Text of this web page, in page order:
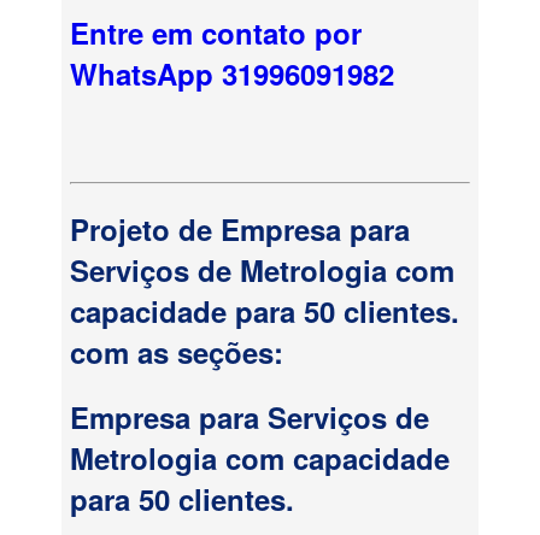
Entre em contato por
WhatsApp 31996091982
Projeto de Empresa para
Serviços de Metrologia com
capacidade para 50 clientes.
com as seções:
Empresa para Serviços de
Metrologia com capacidade
para 50 clientes.